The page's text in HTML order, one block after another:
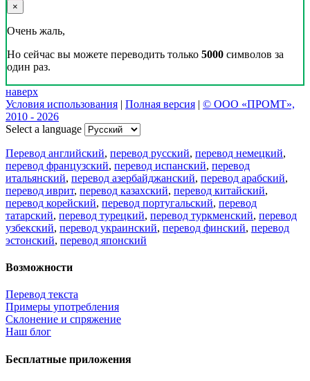
×
Очень жаль,
Но сейчас вы можете переводить только 5000 символов за
один раз.
наверх
Условия использования | Полная версия | © ООО «ПРОМТ»,
2010 - 2026
Select a language
Перевод английский, перевод русский, перевод немецкий,
перевод французский, перевод испанский, перевод
итальянский, перевод азербайджанский, перевод арабский,
перевод иврит, перевод казахский, перевод китайский,
перевод корейский, перевод португальский, перевод
татарский, перевод турецкий, перевод туркменский, перевод
узбекский, перевод украинский, перевод финский, перевод
эстонский, перевод японский
Возможности
Перевод текста
Примеры употребления
Склонение и спряжение
Наш блог
Бесплатные приложения